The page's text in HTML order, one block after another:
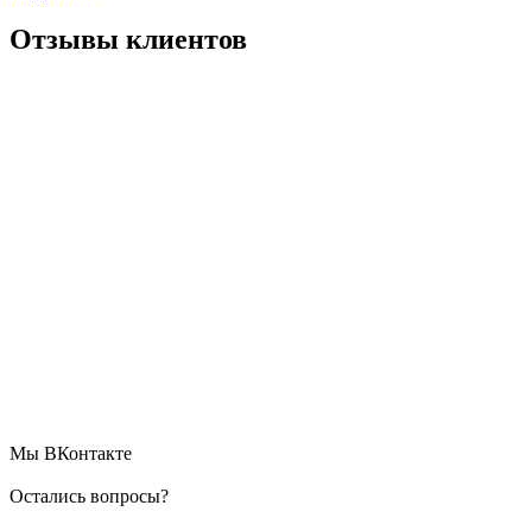
Отзывы клиентов
Мы ВКонтакте
Остались вопросы?